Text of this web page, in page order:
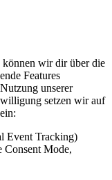
können wir dir über die
Features
unserer
setzen wir auf
Event Tracking)
Consent Mode,